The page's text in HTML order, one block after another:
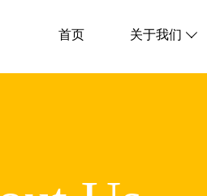
首页 关于我们 